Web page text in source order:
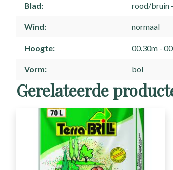
Blad rood/bruin
Wind normaal
Hoogte 00.30m -
Vorm bol
Gerelateerde